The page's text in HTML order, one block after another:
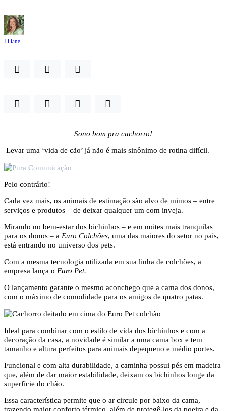
Liliane
Sono bom pra cachorro!
Levar uma ‘vida de cão’ já não é mais sinônimo de rotina difícil.
Pelo contrário!
Cada vez mais, os animais de estimação são alvo de mimos – entre
serviços e produtos – de deixar qualquer um com inveja.
Mirando no bem-estar dos bichinhos – e em noites mais tranquilas
para os donos – a Euro Colchões, uma das maiores do setor no país,
está entrando no universo dos pets.
Com a mesma tecnologia utilizada em sua linha de colchões, a
empresa lança o Euro Pet.
O lançamento garante o mesmo aconchego que a cama dos donos,
com o máximo de comodidade para os amigos de quatro patas.
Ideal para combinar com o estilo de vida dos bichinhos e com a
decoração da casa, a novidade é similar a uma cama box e tem
tamanho e altura perfeitos para animais depequeno e médio portes.
Funcional e com alta durabilidade, a caminha possui pés em madeira
que, além de dar maior estabilidade, deixam os bichinhos longe da
superfície do chão.
Essa característica permite que o ar circule por baixo da cama,